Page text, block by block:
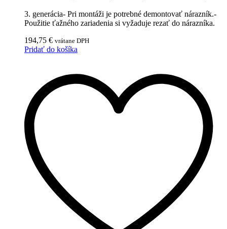
3. generácia- Pri montáži je potrebné demontovať nárazník.-
Použitie ťažného zariadenia si vyžaduje rezať do nárazníka.
194,75 € vrátane DPH
Pridať do košíka